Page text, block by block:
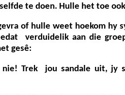
te doen. Hulle het toe
of hulle weet hoekom hy
verduidelik aan die
gesê:
Trek jou sandale uit, jy